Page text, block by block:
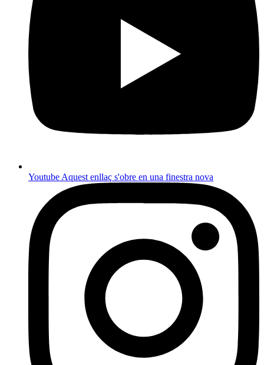
Youtube Aquest enllaç s'obre en una finestra nova